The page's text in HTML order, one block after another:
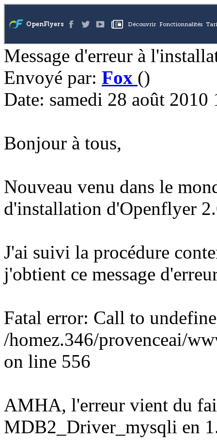
Message d'erreur à
Envoyé par: Fox ()
Date: samedi 28 août 2010
Bonjour à tous,
Nouveau venu dans le
d'installation d'Openflyer
J'ai suivi la procédure
j'obtient ce message
Fatal error: Call to
/homez.346/provenceai/
on line 556
AMHA, l'erreur vient du
MDB2_Driver_mysqli en